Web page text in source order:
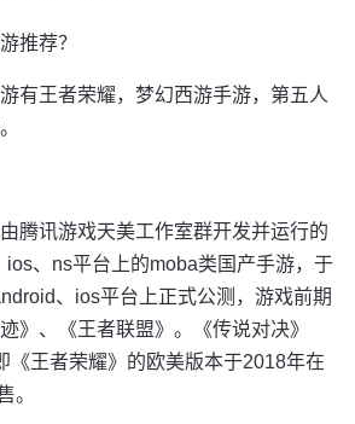
推荐？
有王者荣耀，梦幻西游手游，第五人
由腾讯游戏天美工作室群开发并运行的
、ns平台上的moba类国产手游，于
、ios平台上正式公测，游戏前期
》、《王者联盟》。《传说对决》
《王者荣耀》的欧美版本于2018年在
。